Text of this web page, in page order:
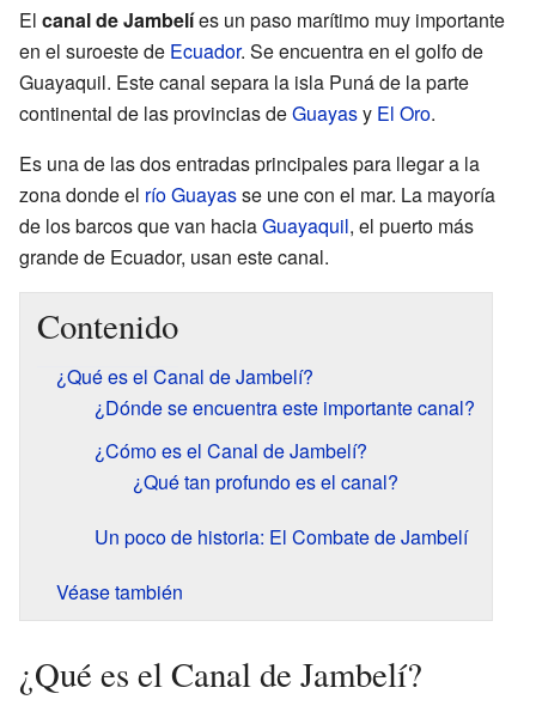
El canal de Jambelíes un paso marítimo muy importante
en el suroeste de Ecuador. Se encuentra en el golfo de
Guayaquil. Este canal separa la isla Puná de la parte
continental de las provincias deGuayasy El Oro.
Es una de las dos entradas principales para llegar a la
zona donde el río Guayasse une con el mar. La mayoría
de los barcos que van haciaGuayaquil, el puerto más
grande de Ecuador, usan este canal.
Contenido
¿Qué es el Canal de Jambelí?
¿Dónde se encuentra este importante canal?
¿Cómo es el Canal de Jambelí?
¿Qué tan profundo es el canal?
Un poco de historia: El Combate de Jambelí
Véase también
¿Qué es el Canal de Jambelí?